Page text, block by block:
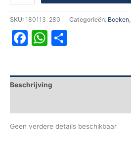
SKU: 180113_280 Categorieën: Boeken,
Facebook
WhatsApp
Beschrijving
Geen verdere details beschikbaar